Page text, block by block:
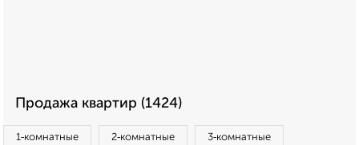
Продажа квартир (1424)
1‑комнатные 2‑комнатные 3‑комнатные